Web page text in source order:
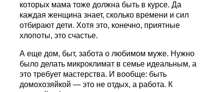
которых мама тоже должна быть в курсе. Да
каждая женщина знает, сколько времени и сил
отбирают дети. Хотя это, конечно, приятные
хлопоты, это счастье.
А еще дом, быт, забота о любимом муже. Нужно
было делать микроклимат в семье идеальным, а
это требует мастерства. И вообще: быть
домохозяйкой — это не отдых, а работа. К